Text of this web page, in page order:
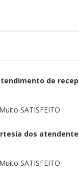
de
Muito SATISFEITO
dos
Muito SATISFEITO